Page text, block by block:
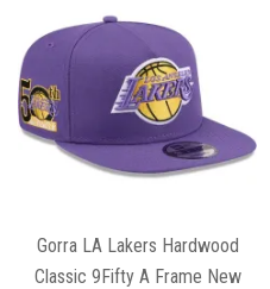
Gorra LA Lakers Hardwood
Classic 9Fifty A Frame New